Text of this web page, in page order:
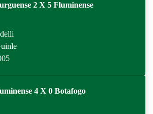
2 X 5 Fluminense
4 X 0 Botafogo